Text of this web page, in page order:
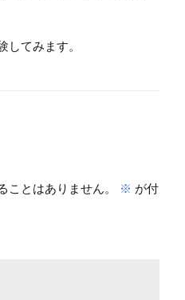
てみます。
とはありません。 ※ が付